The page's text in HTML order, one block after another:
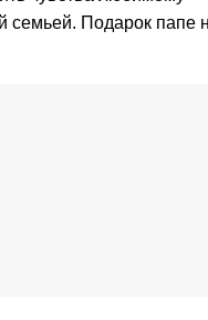
семьей. Подарок папе